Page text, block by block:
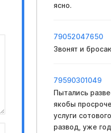
ясно.
79052047650
Звонят и
79590301049
Пытались
якобы
услуги
развод, уже